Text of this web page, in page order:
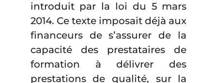
introduit par la loi du 5 mars
2014. Ce texte imposait déjà aux
financeurs de s’assurer de la
capacité des prestataires de
formation à délivrer des
prestations de qualité, sur la